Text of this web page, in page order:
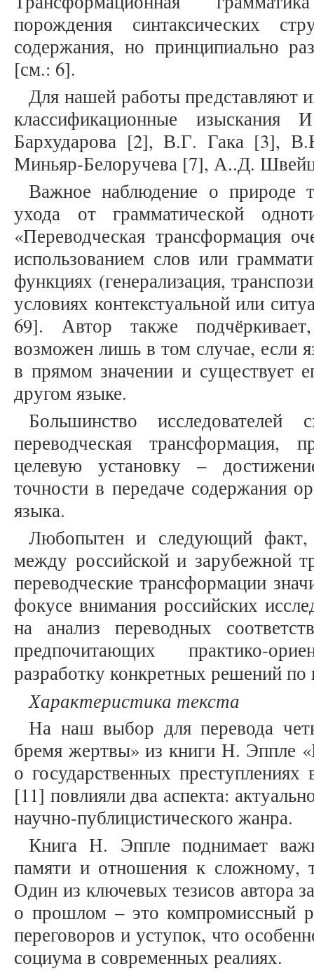
порождения синтаксических
содержания, но принципиально
[см.: 6].
Для нашей работы представляют
классификационные
Бархударова [2], В.Г. Гака [3],
Миньяр-Белоручева [7], А..Д.
Важное наблюдение о природе
ухода от грамматической
«Переводческая трансформация
использованием слов или
функциях (генерализация,
условиях контекстуальной или
69]. Автор также
возможен лишь в том случае, если
в прямом значении и существует
другом языке.
Большинство
переводческая трансформация,
целевую установку –
точности в передаче содержания
языка.
Любопытен и следующий факт,
между российской и зарубежной
переводческие трансформации
фокусе внимания российских
на анализ переводных
предпочитающих практико-
разработку конкретных решений
Характеристика текста
На наш выбор для перевода
бремя жертвы» из книги Н. Эппле
о государственных
[11] повлияли два аспекта:
научно-публицистического жанра.
Книга Н. Эппле поднимает
памяти и отношения к сложному,
Один из ключевых тезисов автора
о прошлом – это компромиссный
переговоров и уступок, что
социума в современных реалиях.